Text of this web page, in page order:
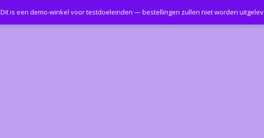
Dit is een demo-winkel voor testdoeleinden — bestellingen zullen niet worden